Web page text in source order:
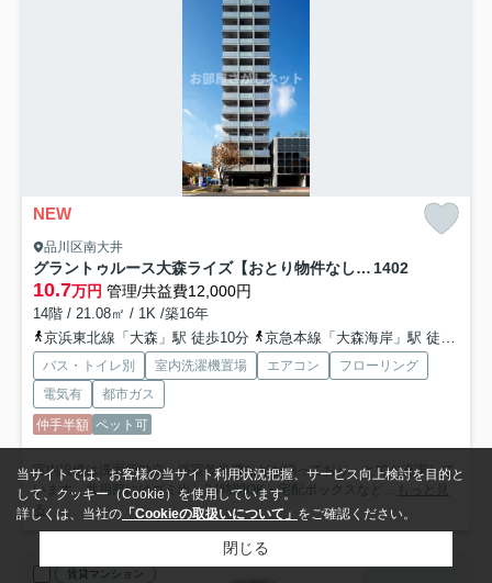
NEW
品川区南大井
グラントゥルース大森ライズ【おとり物件なし】#学生・社会人にオススメ！初期費用分割払いOK！ 1402
10.7万円 管理/共益費12,000円
14階 / 21.08㎡ / 1K /築16年
京浜東北線「大森」駅 徒歩10分
京急本線「大森海岸」駅 徒歩11分
バス・トイレ別 室内洗濯機置場 エアコン
フローリング
電気有
都市ガス
仲手半額 ペット可
室内設備は洗面所独立・浴室乾燥機などが揃っており、とても充実して
います。共用部にはゴミ出し24時間OK・宅配ボックスなど... もっと見
る
賃貸マンション
当サイトでは、お客様の当サイト利用状況把握、サービス向上検討を目的と
して、クッキー（Cookie）を使用しています。
詳しくは、当社の 「Cookieの取扱いについて」 をご確認ください。
閉じる